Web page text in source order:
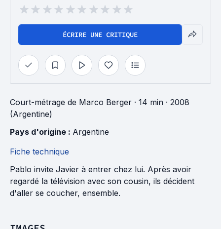
ÉCRIRE UNE CRITIQUE
Court-métrage de Marco Berger · 14 min · 2008
(Argentine)
Pays d'origine : Argentine
Fiche technique
Pablo invite Javier à entrer chez lui. Après avoir
regardé la télévision avec son cousin, ils décident
d'aller se coucher, ensemble.